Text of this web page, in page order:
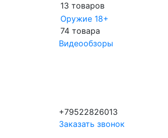
13 товаров
Оружие 18+
74 товара
Видеообзоры
+79522826013
Заказать звонок